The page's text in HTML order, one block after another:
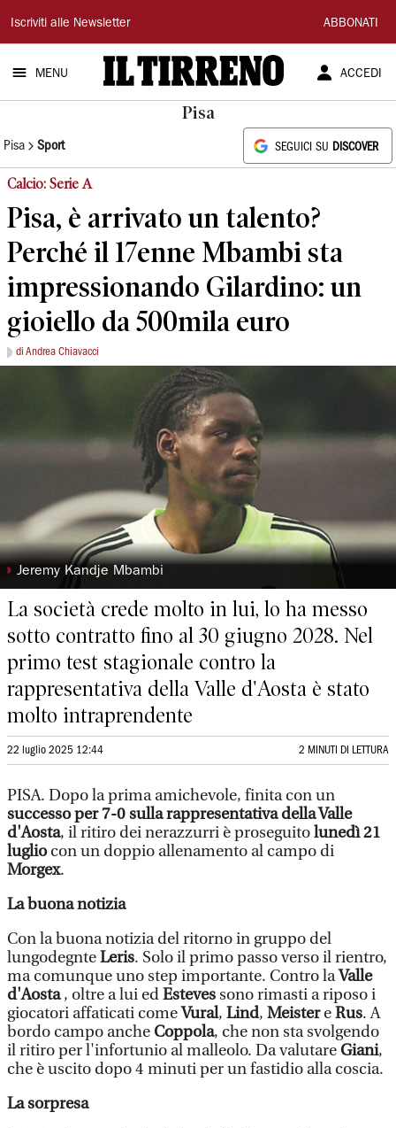
Il
Tirreno
Iscriviti alle Newsletter ABBONATI
MENU ACCEDI
Pisa
Pisa Sport SEGUICI SU DISCOVER
Calcio: Serie A
Pisa, è arrivato un talento?
Perché il 17enne Mbambi sta
impressionando Gilardino: un
gioiello da 500mila euro
di Andrea Chiavacci
◗ Jeremy Kandje Mbambi
La società crede molto in lui, lo ha messo
sotto contratto fino al 30 giugno 2028. Nel
primo test stagionale contro la
rappresentativa della Valle d'Aosta è stato
molto intraprendente
22 luglio 2025 12:44 2 MINUTI DI LETTURA
PISA. Dopo la prima amichevole, finita con un
successo per 7-0 sulla rappresentativa della Valle
d'Aosta, il ritiro dei nerazzurri è proseguitolunedì 21
lugliocon un doppio allenamento al campo di
Morgex.
La buona notizia
Con la buona notizia del ritorno in gruppo del
lungodegnteLeris. Solo il primo passo verso il rientro,
ma comunque uno step importante. Contro laValle
d'Aosta, oltre a lui edEstevessono rimasti a riposo i
giocatori affaticati comeVural, Lind, MeistereRus. A
bordo campo anche Coppola, che non sta svolgendo
il ritiro per l'infortunio al malleolo. Da valutareGiani,
che è uscito dopo 4 minuti per un fastidio alla coscia.
La sorpresa